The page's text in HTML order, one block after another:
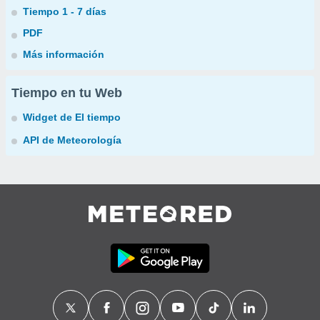
Tiempo 1 - 7 días
PDF
Más información
Tiempo en tu Web
Widget de El tiempo
API de Meteorología